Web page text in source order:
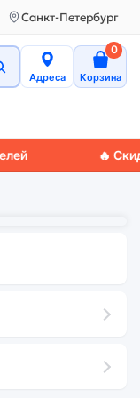
Санкт-Петербург
Адреса Корзина
0
🔥 Скидки до